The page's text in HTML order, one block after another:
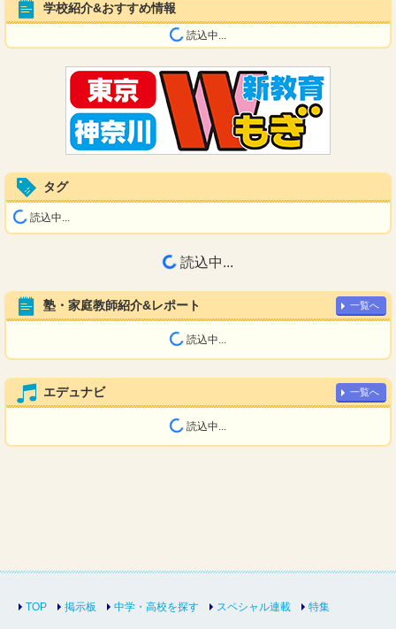
学校紹介&おすすめ情報
読込中...
タグ
読込中...
読込中...
塾・家庭教師紹介&レポート 一覧へ
読込中...
エデュナビ 一覧へ
読込中...
TOP 掲示板 中学・高校を探す スペシャル連載 特集